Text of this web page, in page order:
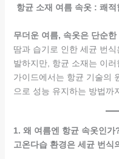
항균 소재 여름 속옷 : 쾌
무더운 여름, 속옷은 단순
땀과 습기로 인한 세균 번
발하지만, 항균 소재는 이
가이드에서는 항균 기술의
으로 성능 유지하는 방법까
1. 왜 여름엔 항균 속옷인가
고온다습 환경은 세균 번식